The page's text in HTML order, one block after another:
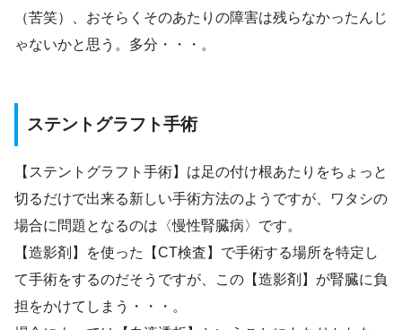
（苦笑）、おそらくそのあたりの障害は残らなかったんじ
ゃないかと思う。多分・・・。
ステントグラフト手術
【ステントグラフト手術】は足の付け根あたりをちょっと
切るだけで出来る新しい手術方法のようですが、ワタシの
場合に問題となるのは〈慢性腎臓病〉です。
【造影剤】を使った【CT検査】で手術する場所を特定し
て手術をするのだそうですが、この【造影剤】が腎臓に負
担をかけてしまう・・・。